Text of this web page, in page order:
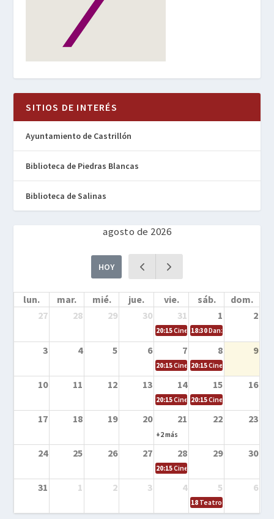
SITIOS DE INTERÉS
Ayuntamiento de Castrillón
Biblioteca de Piedras Blancas
Biblioteca de Salinas
agosto de 2026
HOY
lun. mar. mié. jue. vie. sáb.
dom.
27
28 29 30 31 1 2
20:15Cine en la calle – Cómo
18:30Danza – Cita en el
3 4 5 6 7 8 9
20:15Cine en la calle – El niño y la
20:15Cine en la calle –
10 11 12 13 14 15 16
20:15Cine en la calle – Tortugas
20:15Cine en la calle –
17 18 19 20 21 22 23
+2 más
24 25 26 27 28 29 30
20:15Cine en el calle – Tintín y el
31 1 2 3 4 5 6
18 Teatro – Tres